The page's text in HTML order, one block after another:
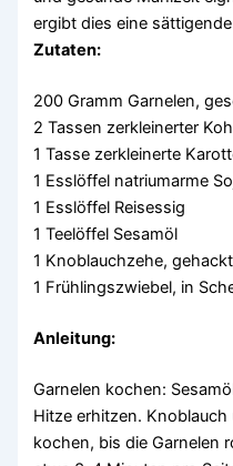
ergibt dies eine
Zutaten:
200 Gramm Garnelen,
2 Tassen zerkleinerter
1 Tasse zerkleinerte
1 Esslöffel natriumarme
1 Esslöffel Reisessig
1 Teelöffel Sesamöl
1 Knoblauchzehe, gehackt
1 Frühlingszwiebel, in
Anleitung:
Garnelen kochen:
Hitze erhitzen.
kochen, bis die Garnelen